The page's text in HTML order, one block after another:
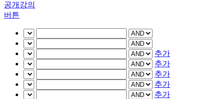
공개강의
버튼
추가
추가
추가
추가
추가